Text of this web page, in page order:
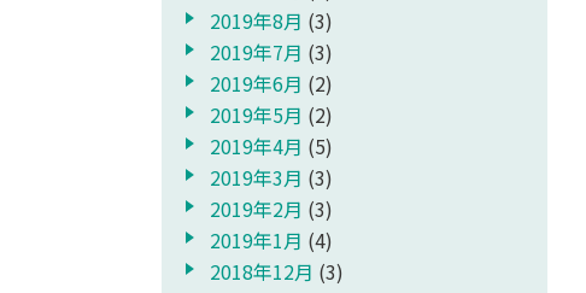
2019年8月 (3)
2019年7月 (3)
2019年6月 (2)
2019年5月 (2)
2019年4月 (5)
2019年3月 (3)
2019年2月 (3)
2019年1月 (4)
2018年12月 (3)